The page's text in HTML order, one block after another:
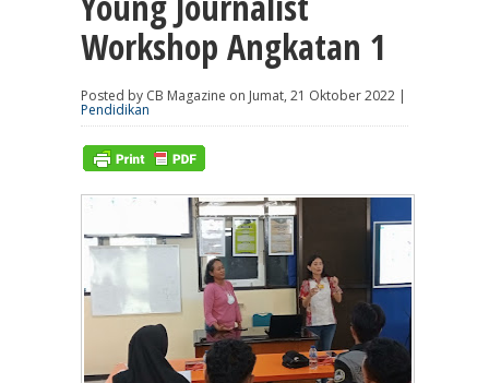
Workshop Angkatan 1
Posted by CB Magazine on Jumat, 21 Oktober 2022 |
Pendidikan